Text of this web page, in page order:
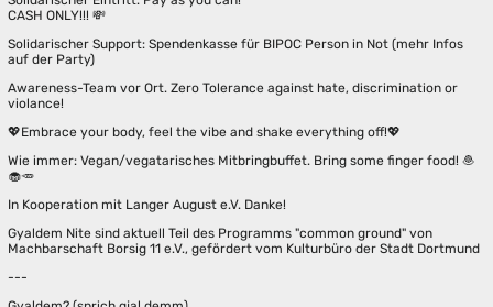
CASH ONLY!!! 💸
Solidarischer Support: Spendenkasse für BIPOC Person in Not (mehr Infos
auf der Party)
Awareness-Team vor Ort. Zero Tolerance against hate, discrimination or
violance!
💖Embrace your body, feel the vibe and shake everything off!💖
Wie immer: Vegan/vegatarisches Mitbringbuffet. Bring some finger food! 🧆
🧁🥕
In Kooperation mit Langer August e.V. Danke!
Gyaldem Nite sind aktuell Teil des Programms "common ground" von
Machbarschaft Borsig 11 e.V., gefördert vom Kulturbüro der Stadt Dortmund
---